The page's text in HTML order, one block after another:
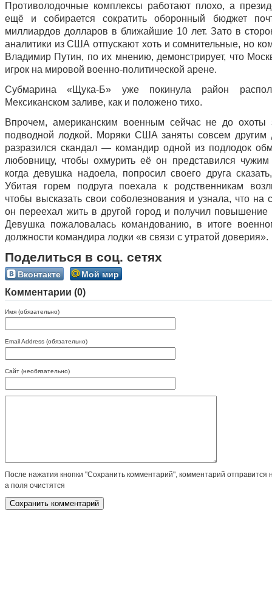
Противолодочные комплексы работают плохо, а
ещё и собирается сократить оборонный бюджет
миллиардов долларов в ближайшие 10 лет. Зато в
аналитики из США отпускают хоть и сомнительные, но
Владимир Путин, по их мнению, демонстрирует, что
игрок на мировой военно-политической арене.
Субмарина «Щука-Б» уже покинула район
Мексиканском заливе, как и положено тихо.
Впрочем, американским военным сейчас не до охоты
подводной лодкой. Моряки США заняты совсем другим
разразился скандал — командир одной из подлодок
любовницу, чтобы охмурить её он представился
когда девушка надоела, попросил своего друга
Убитая горем подруга поехала к родственникам
чтобы высказать свои соболезнования и узнала, что на
он переехал жить в другой город и получил повышение
Девушка пожаловалась командованию, в итоге
должности командира лодки «в связи с утратой доверия».
Поделиться в соц. сетях
Вконтакте Мой мир
Комментарии (0)
Имя (обязательно)
Email Address (обязательно)
Сайт (необязательно)
После нажатия кнопки "Сохранить комментарий", комментарий отправится
а поля очистятся